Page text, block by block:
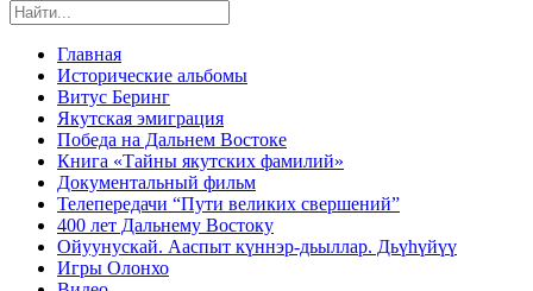
Главная
Исторические альбомы
Витус Беринг
Якутская эмиграция
Победа на Дальнем Востоке
Книга «Тайны якутских фамилий»
Документальный фильм
Телепередачи “Пути великих свершений”
400 лет Дальнему Востоку
Ойуунускай. Ааспыт күннэр-дьыллар. Дьүһүйүү
Игры Олонхо